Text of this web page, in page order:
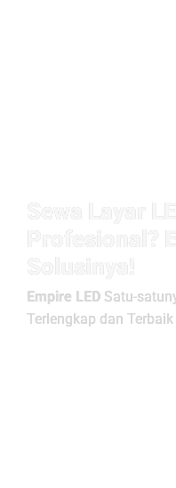
Sewa Layar
Profesional?
Solusinya!
Empire LED Satu-
Terlengkap dan